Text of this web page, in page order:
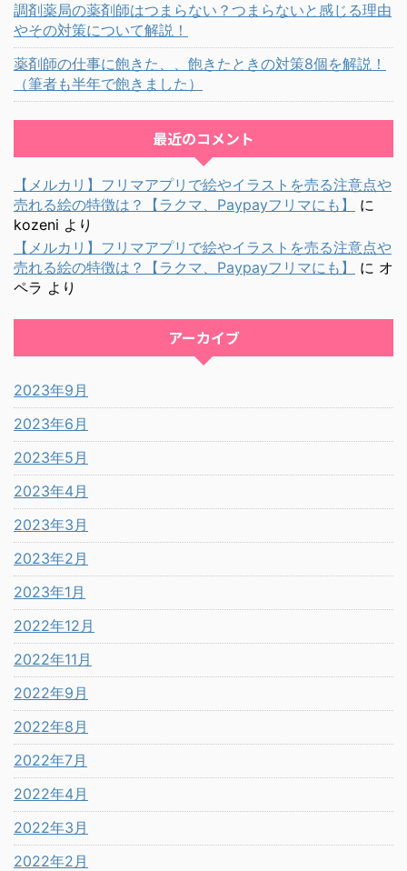
調剤薬局の薬剤師はつまらない？つまらないと感じる理由
やその対策について解説！
薬剤師の仕事に飽きた、、飽きたときの対策8個を解説！
（筆者も半年で飽きました）
最近のコメント
【メルカリ】フリマアプリで絵やイラストを売る注意点や
売れる絵の特徴は？【ラクマ、Paypayフリマにも】
に
kozeni より
【メルカリ】フリマアプリで絵やイラストを売る注意点や
売れる絵の特徴は？【ラクマ、Paypayフリマにも】
に オ
ペラ より
アーカイブ
2023年9月
2023年6月
2023年5月
2023年4月
2023年3月
2023年2月
2023年1月
2022年12月
2022年11月
2022年9月
2022年8月
2022年7月
2022年4月
2022年3月
2022年2月